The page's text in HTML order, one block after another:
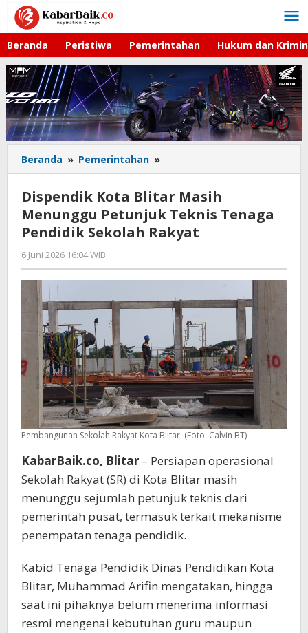
Lewati
konten
Beranda Peristiwa Pemerintahan Hukum dan
Beranda » Pemerintahan »
Kota
Masih
Menunggu
Petunjuk
Rakyat
Dispendik Kota Blitar Masih
Menunggu Petunjuk Teknis Tenaga
Pendidik Sekolah Rakyat
6 Juni 2026 16:04 WIB
Faisal
Pembangunan Sekolah Rakyat Kota Blitar. (Foto: Calvin BT)
KabarBaik.co, Blitar – Persiapan operasional
Sekolah Rakyat (SR) di Kota Blitar masih
menunggu sejumlah petunjuk teknis dari
pemerintah pusat, termasuk terkait mekanisme
penempatan tenaga pendidik.
Kabid Tenaga Pendidik Dinas Pendidikan Kota
Blitar, Muhammad Arifin mengatakan, hingga
saat ini pihaknya belum menerima informasi
resmi mengenai kebutuhan guru maupun